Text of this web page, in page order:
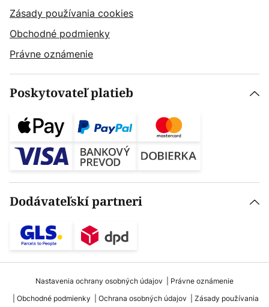
Zásady používania cookies
Obchodné podmienky
Právne oznámenie
Poskytovateľ platieb
Dodávateľskí partneri
Nastavenia ochrany osobných údajov
Právne oznámenie
Obchodné podmienky
Ochrana osobných údajov Zásady používania